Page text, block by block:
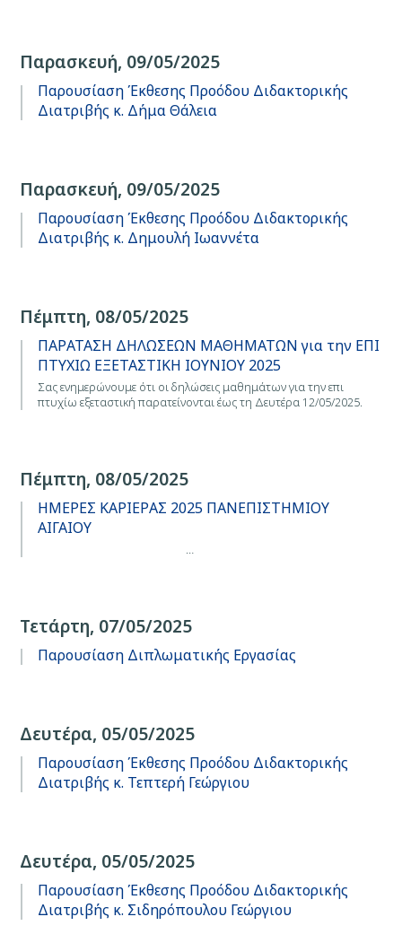
Παρασκευή, 09/05/2025
Παρουσίαση Έκθεσης Προόδου Διδακτορικής
Διατριβής κ. Δήμα Θάλεια
Παρασκευή, 09/05/2025
Παρουσίαση Έκθεσης Προόδου Διδακτορικής
Διατριβής κ. Δημουλή Ιωαννέτα
Πέμπτη, 08/05/2025
ΠΑΡΑΤΑΣΗ ΔΗΛΩΣΕΩΝ ΜΑΘΗΜΑΤΩΝ για την ΕΠΙ
ΠΤΥΧΙΩ ΕΞΕΤΑΣΤΙΚΗ ΙΟΥΝΙΟΥ 2025
Σας ενημερώνουμε ότι οι δηλώσεις μαθημάτων για την επι
πτυχίω εξεταστική παρατείνονται έως τη Δευτέρα 12/05/2025.
Πέμπτη, 08/05/2025
ΗΜΕΡΕΣ ΚΑΡΙΕΡΑΣ 2025 ΠΑΝΕΠΙΣΤΗΜΙΟΥ
ΑΙΓΑΙΟΥ
…
Τετάρτη, 07/05/2025
Παρουσίαση Διπλωματικής Εργασίας
Δευτέρα, 05/05/2025
Παρουσίαση Έκθεσης Προόδου Διδακτορικής
Διατριβής κ. Τεπτερή Γεώργιου
Δευτέρα, 05/05/2025
Παρουσίαση Έκθεσης Προόδου Διδακτορικής
Διατριβής κ. Σιδηρόπουλου Γεώργιου